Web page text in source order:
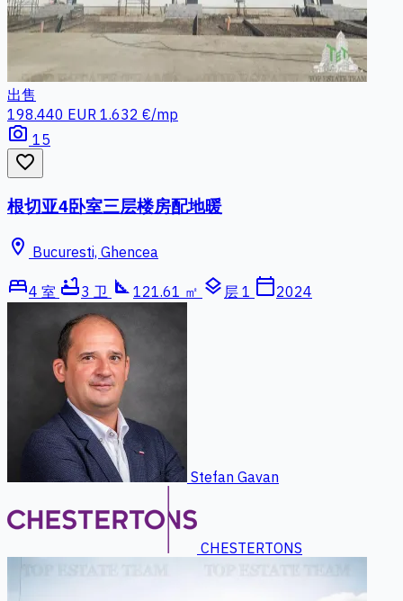
出售
198.440 EUR 1.632 €/mp
photo_camera 15
favorite_border
根切亚4卧室三层楼房配地暖
location_on Bucuresti, Ghencea
bed4 室 bathtub3 卫 square_foot 121.61 ㎡ layers 层 1 calendar_today2024
Stefan Gavan
CHESTERTONS